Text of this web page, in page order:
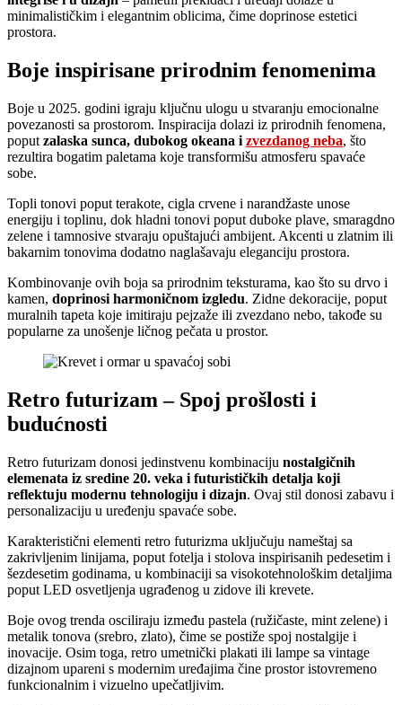
minimalističkim i elegantnim oblicima, čime doprinose estetici
prostora.
Boje inspirisane prirodnim fenomenima
Boje u 2025. godini igraju ključnu ulogu u stvaranju emocionalne
povezanosti sa prostorom. Inspiracija dolazi iz prirodnih fenomena,
poput zalaska sunca, dubokog okeana i zvezdanog neba, što
rezultira bogatim paletama koje transformišu atmosferu spavaće
sobe.
Topli tonovi poput terakote, cigla crvene i narandžaste unose
energiju i toplinu, dok hladni tonovi poput duboke plave, smaragdno
zelene i tamnosive stvaraju opuštajući ambijent. Akcenti u zlatnim ili
bakarnim tonovima dodatno naglašavaju eleganciju prostora.
Kombinovanje ovih boja sa prirodnim teksturama, kao što su drvo i
kamen, doprinosi harmoničnom izgledu. Zidne dekoracije, poput
muralnih tapeta koje imitiraju pejzaže ili zvezdano nebo, takođe su
popularne za unošenje ličnog pečata u prostor.
Retro futurizam – Spoj prošlosti i
budućnosti
Retro futurizam donosi jedinstvenu kombinaciju nostalgičnih
elemenata iz sredine 20. veka i futurističkih detalja koji
reflektuju modernu tehnologiju i dizajn. Ovaj stil donosi zabavu i
personalizaciju u uređenju spavaće sobe.
Karakteristični elementi retro futurizma uključuju nameštaj sa
zakrivljenim linijama, poput fotelja i stolova inspirisanih pedesetim i
šezdesetim godinama, u kombinaciji sa visokotehnološkim detaljima
poput LED osvetljenja ugrađenog u zidove ili krevete.
Boje ovog trenda osciliraju između pastela (ružičaste, mint zelene) i
metalik tonova (srebro, zlato), čime se postiže spoj nostalgije i
inovacije. Osim toga, retro umetnički plakati ili lampe sa vintage
dizajnom upareni s modernim uređajima čine prostor istovremeno
funkcionalnim i vizuelno upečatljivim.